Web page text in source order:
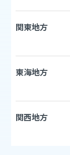
関東地方
東海地方
関西地方